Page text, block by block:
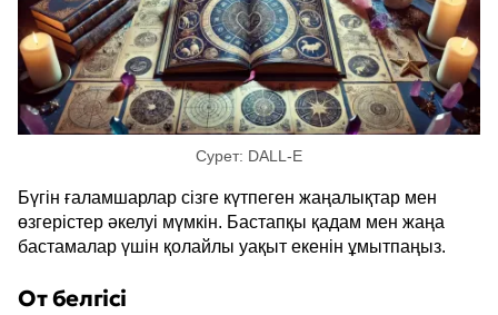
Сурет: DALL-E
Бүгін ғаламшарлар сізге күтпеген жаңалықтар мен
өзгерістер әкелуі мүмкін. Бастапқы қадам мен жаңа
бастамалар үшін қолайлы уақыт екенін ұмытпаңыз.
От белгісі